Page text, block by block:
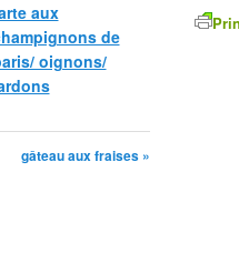
aux
de
oignons/
gâteau aux fraises »